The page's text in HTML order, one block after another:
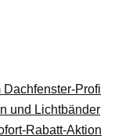
Dachfenster-Profi
und Lichtbänder
Rabatt-Aktion